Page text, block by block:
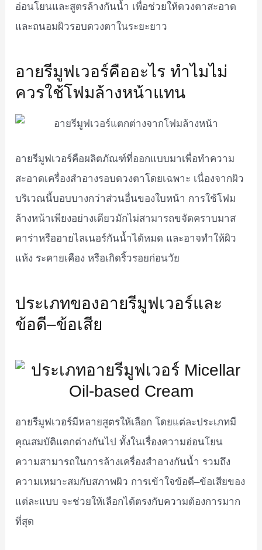
อ่อนโยนและสูตรล้างกันน้ำ เพื่อช่วยให้ดวงตาสะอาด
และถนอมผิวรอบดวงตาในระยะยาว
อายรีมูฟเวอร์คืออะไร ทำไมไม่
ควรใช้โฟมล้างหน้าแทน
อายรีมูฟเวอร์คือผลิตภัณฑ์ที่ออกแบบมาเพื่อทำความ
สะอาดเครื่องสำอางรอบดวงตาโดยเฉพาะ เนื่องจากผิว
บริเวณนี้บอบบางกว่าส่วนอื่นของใบหน้า การใช้โฟม
ล้างหน้าเพียงอย่างเดียวมักไม่สามารถขจัดคราบมาส
คาร่าหรืออายไลเนอร์กันน้ำได้หมด และอาจทำให้ผิว
แห้ง ระคายเคือง หรือเกิดริ้วรอยก่อนวัย
ประเภทของอายรีมูฟเวอร์และ
ข้อดี–ข้อเสีย
อายรีมูฟเวอร์มีหลายสูตรให้เลือก โดยแต่ละประเภทมี
คุณสมบัติแตกต่างกันไป ทั้งในเรื่องความอ่อนโยน
ความสามารถในการล้างเครื่องสำอางกันน้ำ รวมถึง
ความเหมาะสมกับสภาพผิว การเข้าใจข้อดี–ข้อเสียของ
แต่ละแบบ จะช่วยให้เลือกได้ตรงกับความต้องการมาก
ที่สุด